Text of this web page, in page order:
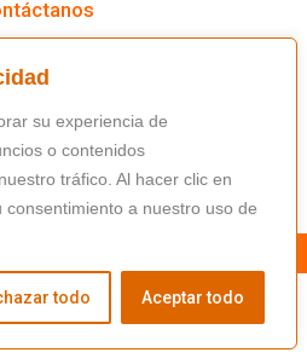
su experiencia de
o contenidos
tráfico. Al hacer clic en
consentimiento a nuestro uso de
todo Aceptar todo
fundacion@masfamilia.org
redes sociales